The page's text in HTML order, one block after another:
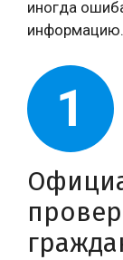
иногда
информацию.
1